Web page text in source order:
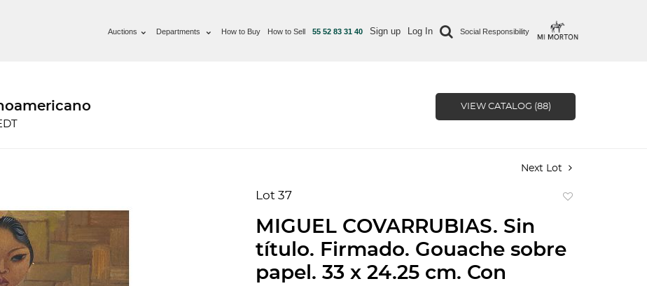
Auctions Departments How to Buy How to Sell 55 52 83 31 40 Sign up Log In Social Responsibility
VIEW CATALOG (88)
Next Lot
Lot 37
MIGUEL COVARRUBIAS. Sin
título. Firmado. Gouache sobre
papel. 33 x 24.25 cm. Con